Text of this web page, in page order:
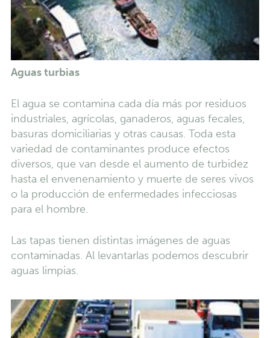
Aguas turbias
El agua se contamina cada día más por residuos
industriales, agrícolas, ganaderos, aguas fecales,
basuras domiciliarias y otras causas. Toda esta
variedad de contaminantes produce efectos
diversos, que van desde el aumento de turbidez
hasta el envenenamiento y muerte de seres vivos
o la producción de enfermedades infecciosas
para el hombre.
Las tapas tienen distintas imágenes de aguas
contaminadas. Al levantarlas podemos descubrir
aguas limpias.